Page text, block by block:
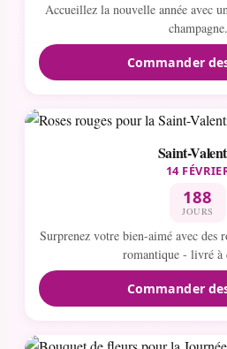
Accueillez la nouvelle année avec
champagne.
Commander
Saint-
14
188
JOURS
Surprenez votre bien-aimé avec des
romantique - livré à
Commander